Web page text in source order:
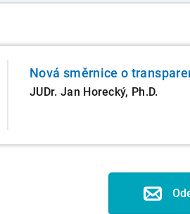
Nová směrnice o
JUDr. Jan Horecký, Ph.D.